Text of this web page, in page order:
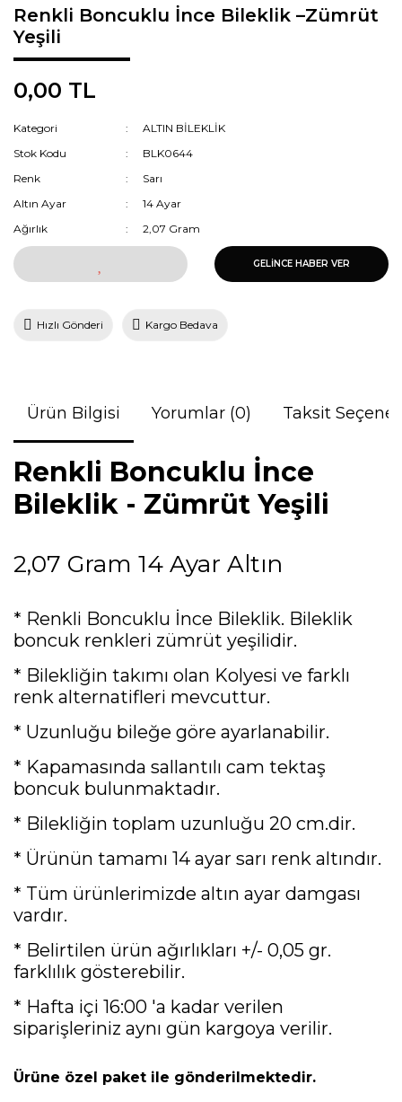
Renkli Boncuklu İnce Bileklik –Zümrüt
Yeşili
0,00 TL
Kategori
ALTIN BİLEKLİK
Stok Kodu
BLK0644
Renk
Sarı
Altın Ayar
14 Ayar
Ağırlık
2,07 Gram
GELİNCE HABER VER
Hızlı Gönderi Kargo Bedava
Ürün Bilgisi Yorumlar (0) Taksit
Renkli Boncuklu İnce
Bileklik - Zümrüt Yeşili
2,07 Gram 14 Ayar Altın
* Renkli Boncuklu İnce Bileklik. Bileklik
boncuk renkleri zümrüt yeşilidir.
* Bilekliğin takımı olan Kolyesi ve farklı
renk alternatifleri mevcuttur.
* Uzunluğu bileğe göre ayarlanabilir.
* Kapamasında sallantılı cam tektaş
boncuk bulunmaktadır.
* Bilekliğin toplam uzunluğu 20 cm.dir.
* Ürünün tamamı 14 ayar sarı renk altındır.
* Tüm ürünlerimizde altın ayar damgası
vardır.
* Belirtilen ürün ağırlıkları +/- 0,05 gr.
farklılık gösterebilir.
* Hafta içi 16:00 'a kadar verilen
siparişleriniz aynı gün kargoya verilir.
Ürüne özel paket ile gönderilmektedir.